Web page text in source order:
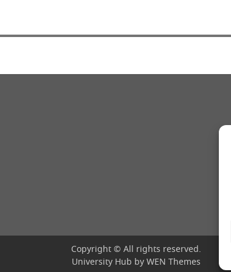
Copyright © All rights reserved.
University Hub by WEN Themes